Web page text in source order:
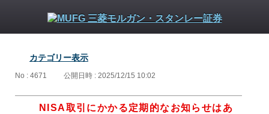
カテゴリー表示
No : 4671 公開日時 : 2025/12/15 10:02
NISA取引にかかる定期的なお知らせはあ